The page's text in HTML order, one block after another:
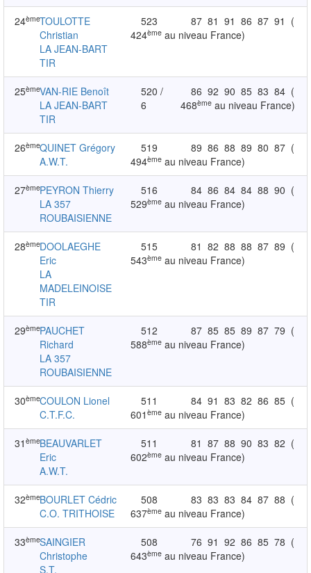
24èmeTOULOTTE
Christian
LA JEAN-BART
TIR
523 87 81 91 86 87 91 (
424èmeau niveau France)
25èmeVAN-RIE Benoît
LA JEAN-BART
TIR
520 /
6
86 92 90 85 83 84 (
468ème au niveau France)
26èmeQUINET Grégory
A.W.T.
519 89 86 88 89 80 87 (
494èmeau niveau France)
27èmePEYRON Thierry
LA 357
ROUBAISIENNE
516 84 86 84 84 88 90 (
529èmeau niveau France)
28èmeDOOLAEGHE
Eric
LA
MADELEINOISE
TIR
515 81 82 88 88 87 89 (
543èmeau niveau France)
29èmePAUCHET
Richard
LA 357
ROUBAISIENNE
512 87 85 85 89 87 79 (
588èmeau niveau France)
30èmeCOULON Lionel
C.T.F.C.
511 84 91 83 82 86 85 (
601 èmeau niveau France)
31 èmeBEAUVARLET
Eric
A.W.T.
511 81 87 88 90 83 82 (
602èmeau niveau France)
32èmeBOURLET Cédric
C.O. TRITHOISE
508 83 83 83 84 87 88 (
637èmeau niveau France)
33èmeSAINGIER
Christophe
S.T.
508 76 91 92 86 85 78 (
643èmeau niveau France)